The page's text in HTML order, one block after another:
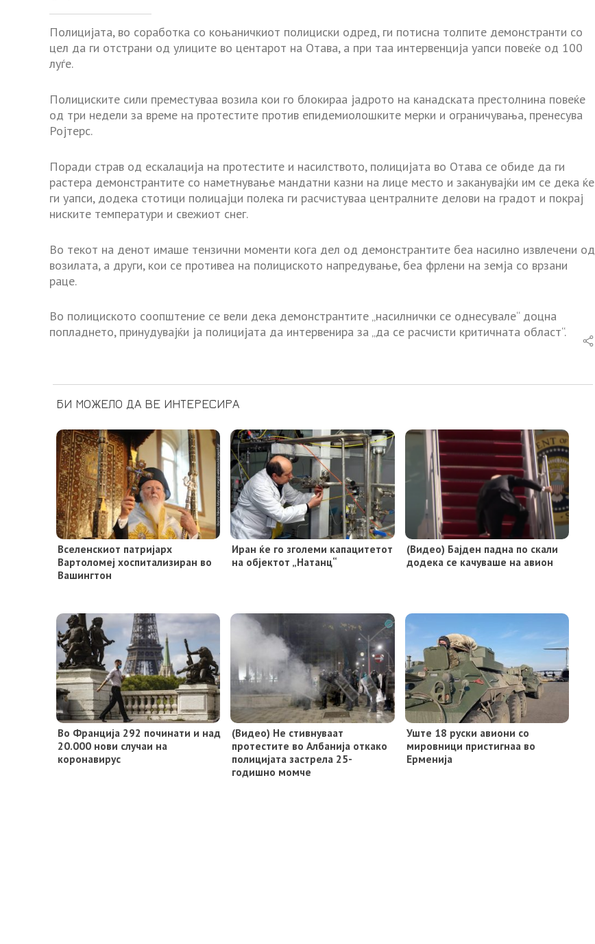
Полицијата, во соработка со коњаничкиот полициски одред, ги потисна толпите демонстранти со
цел да ги отстрани од улиците во центарот на Отава, а при таа интервенција уапси повеќе од 100
луѓе.
Полициските сили преместуваа возила кои го блокираа јадрото на канадската престолнина повеќе
од три недели за време на протестите против епидемиолошките мерки и ограничувања, пренесува
Ројтерс.
Поради страв од ескалација на протестите и насилството, полицијата во Отава се обиде да ги
растера демонстрантите со наметнување мандатни казни на лице место и заканувајќи им се дека ќе
ги уапси, додека стотици полицајци полека ги расчистуваа централните делови на градот и покрај
ниските температури и свежиот снег.
Во текот на денот имаше тензични моменти кога дел од демонстрантите беа насилно извлечени од
возилата, а други, кои се противеа на полициското напредување, беа фрлени на земја со врзани
раце.
Во полициското соопштение се вели дека демонстрантите „насилнички се однесувале“ доцна
попладнето, принудувајќи ја полицијата да интервенира за „да се расчисти критичната област“.
БИ МОЖЕЛО ДА ВЕ ИНТЕРЕСИРА
Вселенскиот патријарх
Вартоломеј хоспитализиран во
Вашингтон
Иран ќе го зголеми капацитетот
на објектот „Натанц“
(Видео) Бајден падна по скали
додека се качуваше на авион
Во Франција 292 починати и над
20.000 нови случаи на
коронавирус
(Видео) Не стивнуваат
протестите во Албанија откако
полицијата застрела 25-
годишно момче
Уште 18 руски авиони со
мировници пристигнаа во
Ерменија